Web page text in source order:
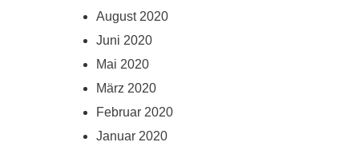
August 2020
Juni 2020
Mai 2020
März 2020
Februar 2020
Januar 2020